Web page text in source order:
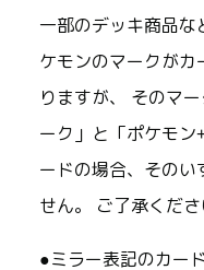
一部のデッキ商品な
ケモンのマークがカ
りますが、 そのマ
ーク」と「ポケモン
ードの場合、そのい
せん。 ご了承くださ
●ミラー表記のカード